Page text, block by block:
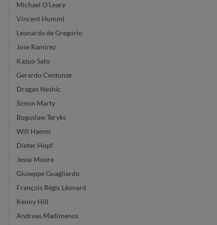
Michael O'Leary
Vincent Humml
Leonardo de Gregorio
Jose Ramirez
Kazuo Sato
Gerardo Centonze
Dragan Neshic
Simon Marty
Boguslaw Teryks
Will Hamm
Dieter Hopf
Jesse Moore
Giuseppe Guagliardo
François Régis Léonard
Kenny Hill
Andreas Madimenos